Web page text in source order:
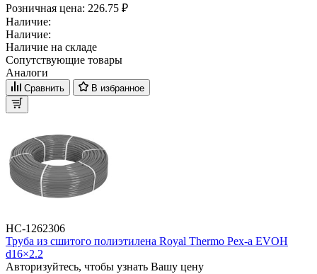
Розничная цена: 226.75 ₽
Наличие:
Наличие:
Наличие на складе
Сопутствующие товары
Аналоги
Сравнить В избранное
НС-1262306
Труба из сшитого полиэтилена Royal Thermo Pex-a EVOH
d16×2.2
Авторизуйтесь, чтобы узнать Вашу цену